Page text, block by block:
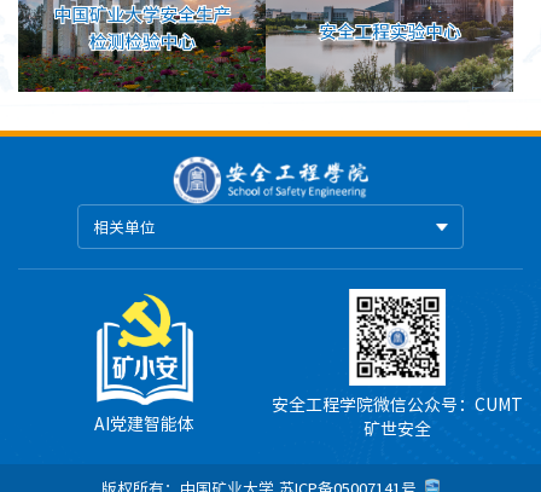
相关单位
AI党建智能体
安全工程学院微信公众号：CUMT
矿世安全
版权所有：中国矿业大学 苏ICP备05007141号